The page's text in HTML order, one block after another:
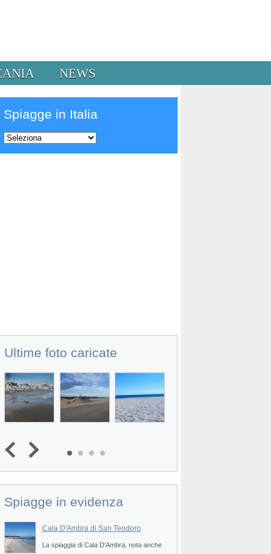
NEWS
Spiagge in Italia
Ultime foto caricate
Spiagge in evidenza
Cala D'Ambra di San Teodoro
La spiaggia di Cala D’Ambra, nota anche